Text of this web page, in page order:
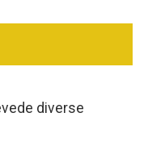
diverse